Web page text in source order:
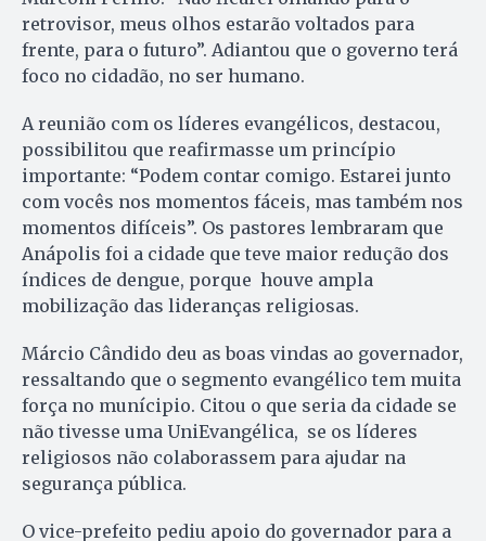
retrovisor, meus olhos estarão voltados para
frente, para o futuro”. Adiantou que o governo terá
foco no cidadão, no ser humano.
A reunião com os líderes evangélicos, destacou,
possibilitou que reafirmasse um princípio
importante: “Podem contar comigo. Estarei junto
com vocês nos momentos fáceis, mas também nos
momentos difíceis”. Os pastores lembraram que
Anápolis foi a cidade que teve maior redução dos
índices de dengue, porque houve ampla
mobilização das lideranças religiosas.
Márcio Cândido deu as boas vindas ao governador,
ressaltando que o segmento evangélico tem muita
força no munícipio. Citou o que seria da cidade se
não tivesse uma UniEvangélica, se os líderes
religiosos não colaborassem para ajudar na
segurança pública.
O vice-prefeito pediu apoio do governador para a